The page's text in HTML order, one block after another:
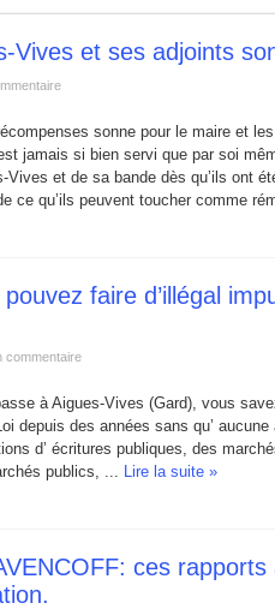
: Construire d’abord, demander
2025
et mépris du patrimoine public
Vives et ses adjoints
sonne pour le maire et
jamais si bien servi que par soi
Vives et de sa bande dès qu’ils ont
ce qu’ils peuvent toucher comme
faire d’illégal
commentaire
à Aigues-Vives (Gard), vous
depuis des années sans qu’
d’ écritures publiques, des
publics, ... Lire la suite »
ces